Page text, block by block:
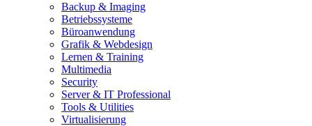
Backup & Imaging
Betriebssysteme
Büroanwendung
Grafik & Webdesign
Lernen & Training
Multimedia
Security
Server & IT Professional
Tools & Utilities
Virtualisierung